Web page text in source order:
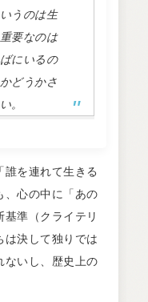
うのは生
要なのは
にいるの
どうかさ
。
誰を連れて生きる
、心の中に「あの
準（クライテリ
は決して独りでは
ないし、歴史上の